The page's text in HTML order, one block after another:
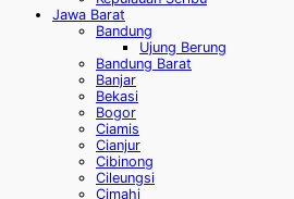
Jawa Barat
Bandung
Ujung Berung
Bandung Barat
Banjar
Bekasi
Bogor
Ciamis
Cianjur
Cibinong
Cileungsi
Cimahi